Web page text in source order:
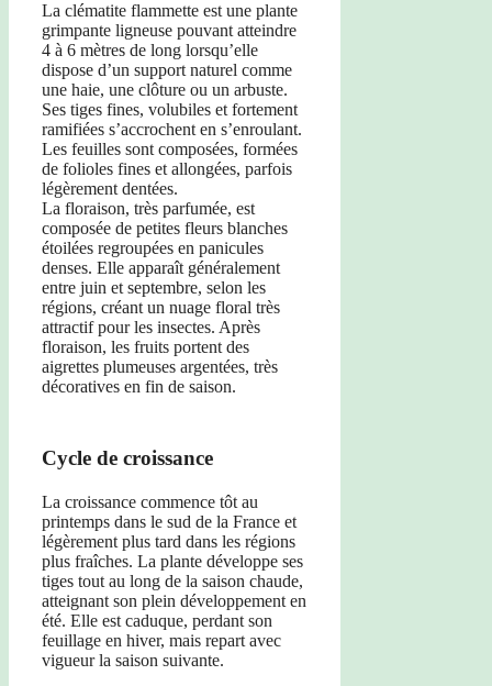
La clématite flammette est une plante
grimpante ligneuse pouvant atteindre
4 à 6 mètres de long lorsqu’elle
dispose d’un support naturel comme
une haie, une clôture ou un arbuste.
Ses tiges fines, volubiles et fortement
ramifiées s’accrochent en s’enroulant.
Les feuilles sont composées, formées
de folioles fines et allongées, parfois
légèrement dentées.
La floraison, très parfumée, est
composée de petites fleurs blanches
étoilées regroupées en panicules
denses. Elle apparaît généralement
entre juin et septembre, selon les
régions, créant un nuage floral très
attractif pour les insectes. Après
floraison, les fruits portent des
aigrettes plumeuses argentées, très
décoratives en fin de saison.
Cycle de croissance
La croissance commence tôt au
printemps dans le sud de la France et
légèrement plus tard dans les régions
plus fraîches. La plante développe ses
tiges tout au long de la saison chaude,
atteignant son plein développement en
été. Elle est caduque, perdant son
feuillage en hiver, mais repart avec
vigueur la saison suivante.